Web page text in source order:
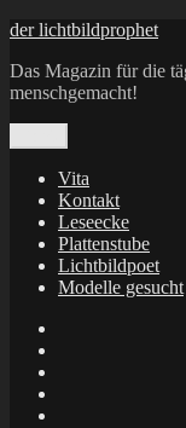
Zum
springen
der lichtbildprophet
Das Magazin für die
menschgemacht!
Vita
Kontakt
Leseecke
Plattenstube
Lichtbildpoet
Modelle gesucht